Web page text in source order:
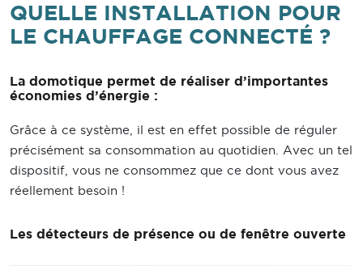
QUELLE INSTALLATION POUR
LE CHAUFFAGE CONNECTÉ ?
La domotique permet de réaliser d’importantes
économies d’énergie :
Grâce à ce système, il est en effet possible de réguler
précisément sa consommation au quotidien. Avec un tel
dispositif, vous ne consommez que ce dont vous avez
réellement besoin !
Les détecteurs de présence ou de fenêtre ouverte